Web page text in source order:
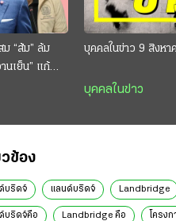
ม “ส้ม” ล้ม
านเย็น” แก้
สบาย
บุคคลในข่าว 9 สิงหา
บุคคลในข่าว
ข้อง
บริดจ์ แลนด์บริดจ์ Landbridge
บริดจ์คือ Landbridge คือ โครง